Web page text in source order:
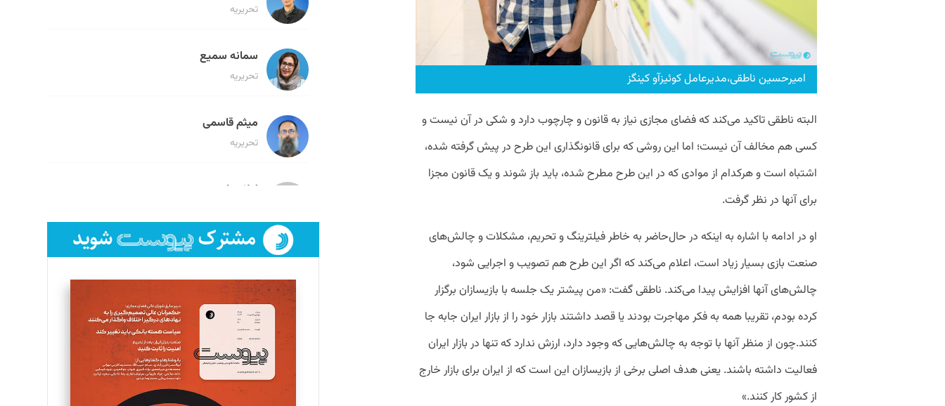
امیرحسین ناطقی،مدیرعامل کوئیزآو کینگز
البته ناطقی تاکید می‌کند که فضای مجازی نیاز به قانون و چارچوب دارد و شکی در آن نیست و
کسی هم مخالف آن نیست؛ اما این روشی که برای قانونگذاری این طرح در پیش گرفته شده،
اشتباه است و هرکدام از موادی که در این طرح مطرح شده، باید باز شوند و یک قانون مجزا
برای آنها در نظر گرفت.
او در ادامه با اشاره به اینکه در حال‌حاضر به خاطر فیلترینگ و تحریم، مشکلات و چالش‌های
صنعت بازی بسیار زیاد است، اعلام می‌کند که اگر این طرح هم تصویب و اجرایی شود،
چالش‌های آنها افزایش پیدا می‌کند. ناطقی گفت: «من پیشتر یک جلسه با بازیسازان برگزار
کرده بودم، تقریبا همه به فکر مهاجرت بودند یا قصد داشتند بازار خود را از بازار ایران جابه جا
کنند.چون از منظر آنها با توجه به چالش‌هایی که وجود دارد، ارزش ندارد که تنها در بازار ایران
فعالیت داشته باشند. یعنی هدف اصلی برخی از بازیسازان این است که از ایران برای بازار خارج
از کشور کار کنند.»
تحریریه
سمانه سمیع
تحریریه
میثم قاسمی
تحریریه
لیلا حنارود
فائزه فتحی رستمی
تحریریه
سروش کرمیان
تحریریه
مینا پاکدل